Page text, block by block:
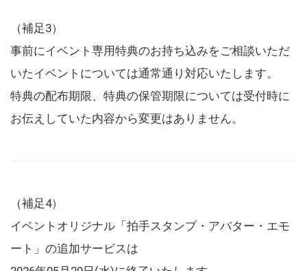
（補足3）
事前にイベント専用特典のお持ち込みをご相談いただ
いたイベントについては通常通り対応いたします。
特典の配布期限、特典の保管期限については受付時に
お伝えしていた内容から変更はありません。
（補足4）
イベントオリジナル「拍手スタンプ・アバター・エモ
ート」の追加サービスは